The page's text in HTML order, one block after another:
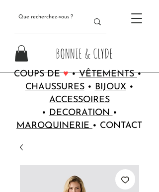
BONNIE & CLYDE
COUPS DE♥•VÊTEMENTS•
CHAUSSURES • BIJOUX•
ACCESSOIRES
• DECORATION •
MAROQUINERIE • CONTACT